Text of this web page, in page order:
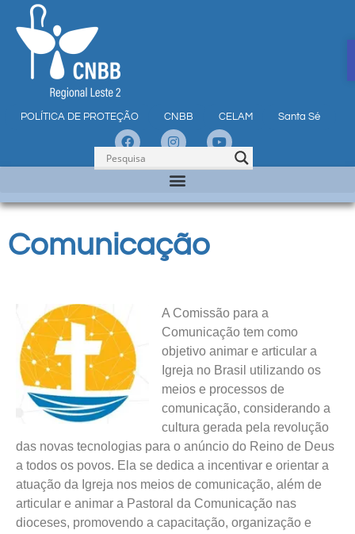
POLÍTICA DE PROTEÇÃO CNBB CELAM Santa Sé
Comunicação
A Comissão para a
Comunicação tem como
objetivo animar e articular a
Igreja no Brasil utilizando os
meios e processos de
comunicação, considerando a
cultura gerada pela revolução
das novas tecnologias para o anúncio do Reino de Deus
a todos os povos. Ela se dedica a incentivar e orientar a
atuação da Igreja nos meios de comunicação, além de
articular e animar a Pastoral da Comunicação nas
dioceses, promovendo a capacitação, organização e